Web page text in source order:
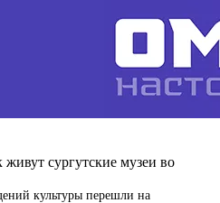
сургутские музеи во
культуры перешли на